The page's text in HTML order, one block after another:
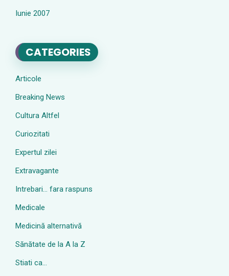
Iunie 2007
CATEGORIES
Articole
Breaking News
Cultura Altfel
Curiozitati
Expertul zilei
Extravagante
Intrebari… fara raspuns
Medicale
Medicină alternativă
Sănătate de la A la Z
Stiati ca…